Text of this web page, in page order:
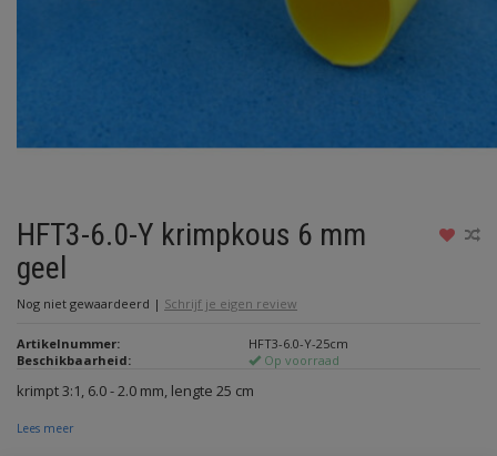
HFT3-6.0-Y krimpkous 6 mm
geel
Nog niet gewaardeerd | Schrijf je eigen review
Artikelnummer:
HFT3-6.0-Y-25cm
Beschikbaarheid:
Op voorraad
krimpt 3:1, 6.0 - 2.0 mm, lengte 25 cm
Lees meer